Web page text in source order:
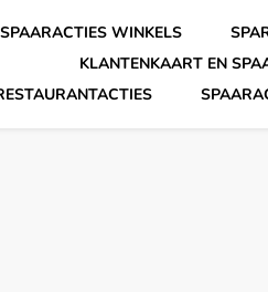
SPAARACTIES WINKELS
KLANTENKAART EN